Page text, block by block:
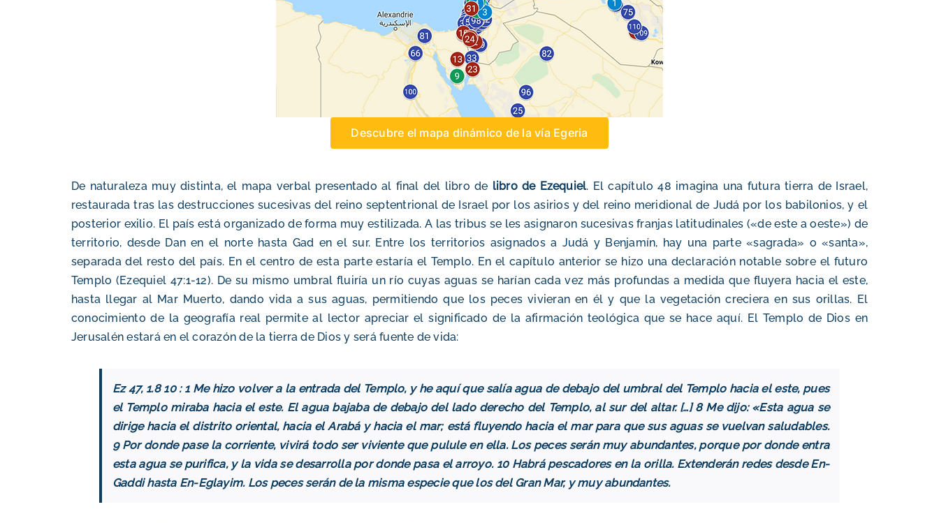
Descubre el mapa dinámico de la vía Egeria
De naturaleza muy distinta, el mapa verbal presentado al final del libro de libro de Ezequiel. El capítulo 48 imagina una futura tierra de Israel,
restaurada tras las destrucciones sucesivas del reino septentrional de Israel por los asirios y del reino meridional de Judá por los babilonios, y el
posterior exilio. El país está organizado de forma muy estilizada. A las tribus se les asignaron sucesivas franjas latitudinales («de este a oeste») de
territorio, desde Dan en el norte hasta Gad en el sur. Entre los territorios asignados a Judá y Benjamín, hay una parte «sagrada» o «santa»,
separada del resto del país. En el centro de esta parte estaría el Templo. En el capítulo anterior se hizo una declaración notable sobre el futuro
Templo (Ezequiel 47:1-12). De su mismo umbral fluiría un río cuyas aguas se harían cada vez más profundas a medida que fluyera hacia el este,
hasta llegar al Mar Muerto, dando vida a sus aguas, permitiendo que los peces vivieran en él y que la vegetación creciera en sus orillas. El
conocimiento de la geografía real permite al lector apreciar el significado de la afirmación teológica que se hace aquí. El Templo de Dios en
Jerusalén estará en el corazón de la tierra de Dios y será fuente de vida:
Ez 47, 1.8 10 : 1 Me hizo volver a la entrada del Templo, y he aquí que salía agua de debajo del umbral del Templo hacia el este, pues
el Templo miraba hacia el este. El agua bajaba de debajo del lado derecho del Templo, al sur del altar. […] 8 Me dijo: «Esta agua se
dirige hacia el distrito oriental, hacia el Arabá y hacia el mar; está fluyendo hacia el mar para que sus aguas se vuelvan saludables.
9 Por donde pase la corriente, vivirá todo ser viviente que pulule en ella. Los peces serán muy abundantes, porque por donde entra
esta agua se purifica, y la vida se desarrolla por donde pasa el arroyo. 10 Habrá pescadores en la orilla. Extenderán redes desde En-
Gaddi hasta En-Eglayim. Los peces serán de la misma especie que los del Gran Mar, y muy abundantes.